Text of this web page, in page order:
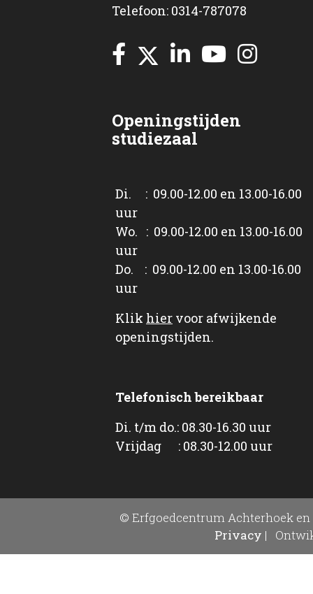
Telefoon: 0314-787078
Openingstijden
studiezaal
Di. : 09.00-12.00 en 13.00-16.00
uur
Wo. : 09.00-12.00 en 13.00-16.00
uur
Do. : 09.00-12.00 en 13.00-16.00
uur
Klik hier voor afwijkende
openingstijden.
Telefonisch bereikbaar
Di. t/m do.: 08.30-16.30 uur
Vrijdag : 08.30-12.00 uur
© Erfgoedcentrum Achterhoek en
Privacy |